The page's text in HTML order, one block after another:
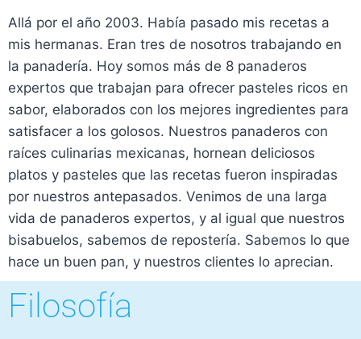
Allá por el año 2003. Había pasado mis recetas a
mis hermanas. Eran tres de nosotros trabajando en
la panadería. Hoy somos más de 8 panaderos
expertos que trabajan para ofrecer pasteles ricos en
sabor, elaborados con los mejores ingredientes para
satisfacer a los golosos. Nuestros panaderos con
raíces culinarias mexicanas, hornean deliciosos
platos y pasteles que las recetas fueron inspiradas
por nuestros antepasados. Venimos de una larga
vida de panaderos expertos, y al igual que nuestros
bisabuelos, sabemos de repostería. Sabemos lo que
hace un buen pan, y nuestros clientes lo aprecian.
Filosofía